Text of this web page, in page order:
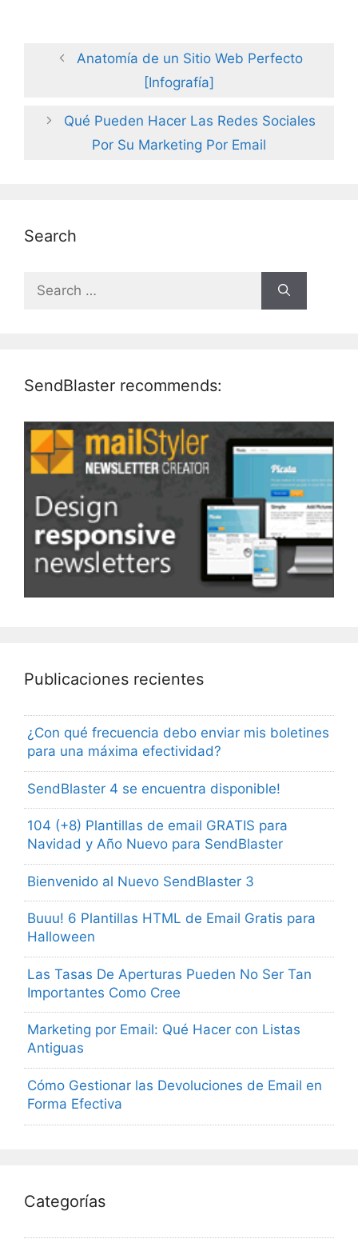
Anatomía de un Sitio Web Perfecto
[Infografía]
Qué Pueden Hacer Las Redes Sociales
Por Su Marketing Por Email
Search
for:
SendBlaster recommends:
Publicaciones recientes
¿Con qué frecuencia debo enviar mis boletines
para una máxima efectividad?
SendBlaster 4 se encuentra disponible!
104 (+8) Plantillas de email GRATIS para
Navidad y Año Nuevo para SendBlaster
Bienvenido al Nuevo SendBlaster 3
Buuu! 6 Plantillas HTML de Email Gratis para
Halloween
Las Tasas De Aperturas Pueden No Ser Tan
Importantes Como Cree
Marketing por Email: Qué Hacer con Listas
Antiguas
Cómo Gestionar las Devoluciones de Email en
Forma Efectiva
Categorías